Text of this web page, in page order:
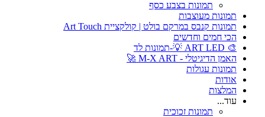
תמונות בצבע כסף
תמונות מעוצבות
תמונות קנבס במרקם בולט | קולקציית Art Touch
הכי חמים וחדשים
🎨 ART LED 💡-תמונות לד
האמן הדיגיטלי - M-X ART 🚀
תמונות עגולות
אודות
המלצות
עוד...
תמונות זכוכית